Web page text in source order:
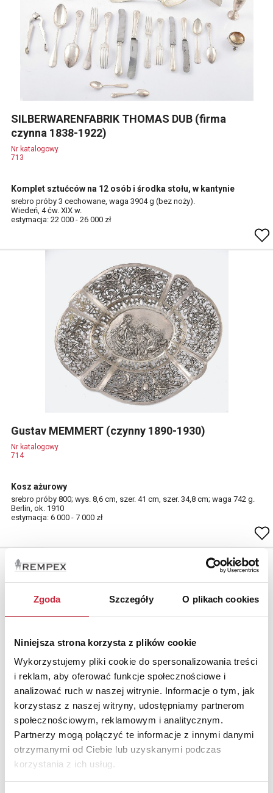
Zgoda Szczegóły O plikach cookies
Niniejsza strona korzysta z plików cookie
Wykorzystujemy pliki cookie do spersonalizowania treści
i reklam, aby oferować funkcje społecznościowe i
analizować ruch w naszej witrynie. Informacje o tym, jak
korzystasz z naszej witryny, udostępniamy partnerom
społecznościowym, reklamowym i analitycznym.
Partnerzy mogą połączyć te informacje z innymi danymi
otrzymanymi od Ciebie lub uzyskanymi podczas
korzystania z ich usług.
SILBERWARENFABRIK THOMAS DUB (firma
czynna 1838-1922)
Nr katalogowy
713
Komplet sztućców na 12 osób i środka stołu, w kantynie
srebro próby 3 cechowane, waga 3904 g (bez noży).
Wiedeń, 4 ćw. XIX w.
estymacja: 22 000 - 26 000 zł
Gustav MEMMERT (czynny 1890-1930)
Nr katalogowy
714
Kosz ażurowy
srebro próby 800; wys. 8,6 cm, szer. 41 cm, szer. 34,8 cm; waga 742 g.
Berlin, ok. 1910
estymacja: 6 000 - 7 000 zł
Nr katalogowy
715
Para kandelabrów pięcioświecowych, czteroramiennych